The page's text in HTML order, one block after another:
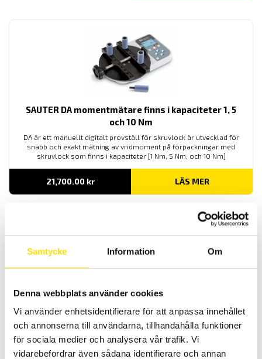
Samtycke Information Om
Denna webbplats använder cookies
Vi använder enhetsidentifierare för att anpassa innehållet
och annonserna till användarna, tillhandahålla funktioner
för sociala medier och analysera vår trafik. Vi
vidarebefordrar även sådana identifierare och annan
SAUTER DA momentmätare finns i kapaciteter 1, 5
och 10 Nm
DA är ett manuellt digitalt provställ för skruvlock är utvecklad för
snabb och exakt mätning av vridmoment på förpackningar med
skruvlock som finns i kapaciteter [1 Nm, 5 Nm, och 10 Nm]
21,700.00 kr LÄS MER
KERN DB momentgivare finns i kapaciteter upp till
KERN DB är ett manuellt digitalt provställ för exempelvis kalibrering
av momentnycklar, finns i kapaciteter [0,5 Nm, 1 Nm, 5 Nm, 10 Nm, 20
Nm, 50 Nm, 100 Nm, 200 Nm, 500 Nm]